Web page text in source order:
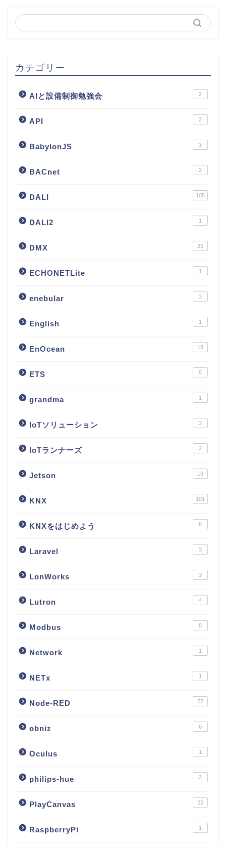
カテゴリー
AIと設備制御勉強会 2
API 2
BabylonJS 3
BACnet 2
DALI 105
DALI2 1
DMX 23
ECHONETLite 1
enebular 3
English 1
EnOcean 18
ETS 5
grandma 1
IoTソリューション 3
IoTランナーズ 2
Jetson 19
KNX 101
KNXをはじめよう 8
Laravel 3
LonWorks 3
Lutron 4
Modbus 8
Network 1
NETx 1
Node-RED 77
obniz 6
Oculus 1
philips-hue 2
PlayCanvas 22
RaspberryPi 1